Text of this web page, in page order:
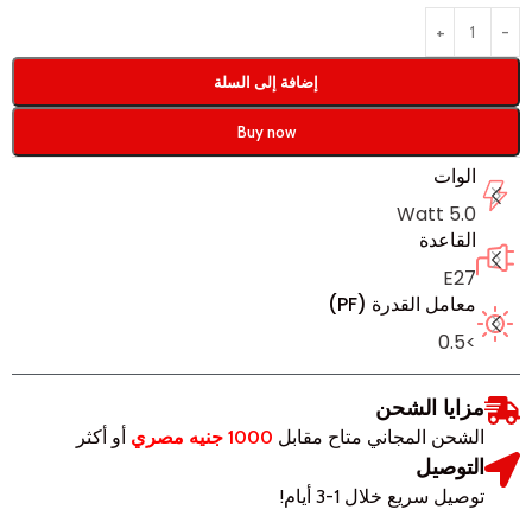
إضافة إلى السلة
Buy now
الوات
5.0 Watt
القاعدة
E27
معامل القدرة (PF)
>0.5
مزايا الشحن
الشحن المجاني متاح مقابل 1000 جنيه مصري أو أكثر
التوصيل
توصيل سريع خلال 1-3 أيام!